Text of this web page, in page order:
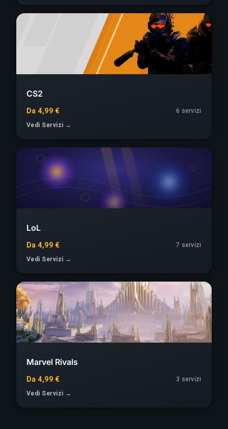
CS2
Da 4,99 €
6 servizi
Vedi Servizi →
LoL
Da 4,99 €
7 servizi
Vedi Servizi →
Marvel Rivals
Da 4,99 €
3 servizi
Vedi Servizi →